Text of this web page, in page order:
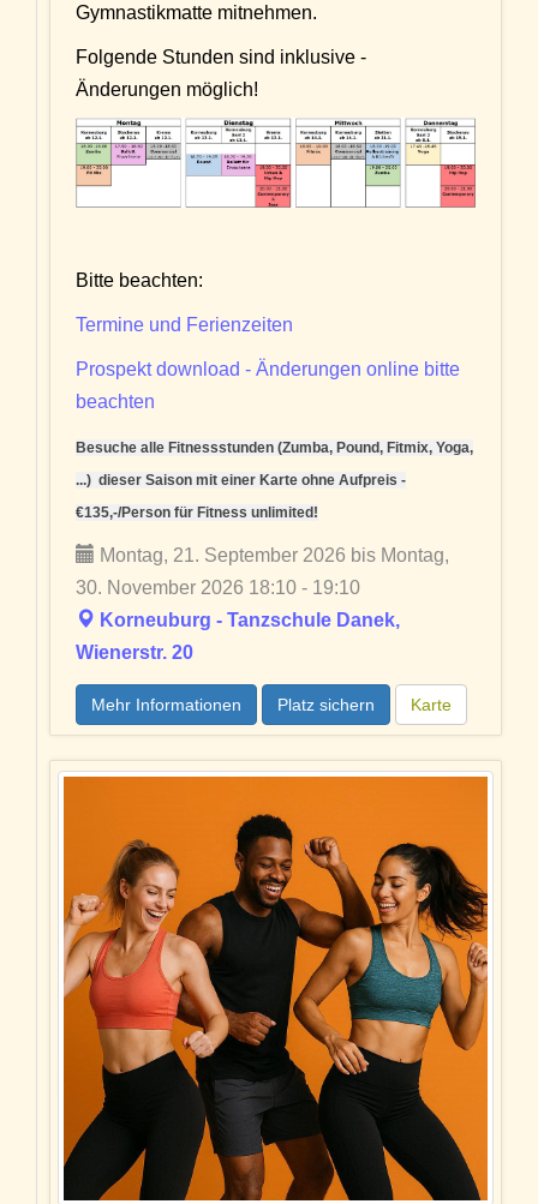
Gymnastikmatte mitnehmen.
Folgende Stunden sind inklusive -
Änderungen möglich!
Bitte beachten:
Termine und Ferienzeiten
Prospekt download - Änderungen online bitte
beachten
Besuche alle Fitnessstunden (Zumba, Pound, Fitmix, Yoga,
...) dieser Saison mit einer Karte ohne Aufpreis -
€135,-/Person für Fitness unlimited!
Montag, 21. September 2026 bis Montag,
30. November 2026 18:10 - 19:10
Korneuburg - Tanzschule Danek,
Wienerstr. 20
Mehr Informationen Platz sichern Karte